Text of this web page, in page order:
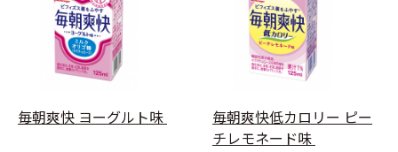
毎朝爽快 ヨーグルト味
毎朝爽快低カロリー ピー
チレモネード味